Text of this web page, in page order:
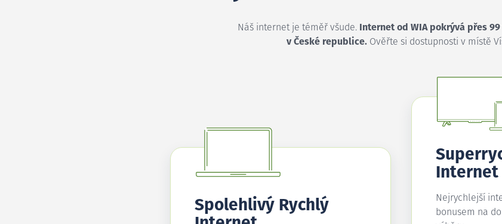
Náš internet je téměř všude.
Internet od WIA pokrývá přes
v České republice. Ověřte si dostupnosti v místě
Spolehlivý Rychlý
Internet
Nejrychlejší
bonusem na